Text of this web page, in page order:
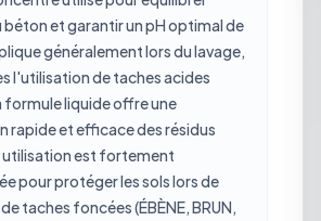
béton et garantir un pH optimal de
généralement lors du lavage,
l'utilisation de taches acides
formule liquide offre une
rapide et efficace des résidus
utilisation est fortement
pour protéger les sols lors de
taches foncées (ÉBÈNE, BRUN,